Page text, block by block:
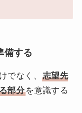
備する
でなく、
志望先
部分 を意識する